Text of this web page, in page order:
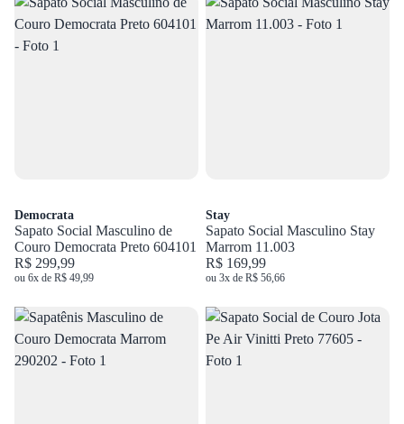
Democrata
Sapato Social Masculino de
Couro Democrata Preto 604101
R$ 299,99
ou 6x de R$ 49,99
Stay
Sapato Social Masculino Stay
Marrom 11.003
R$ 169,99
ou 3x de R$ 56,66